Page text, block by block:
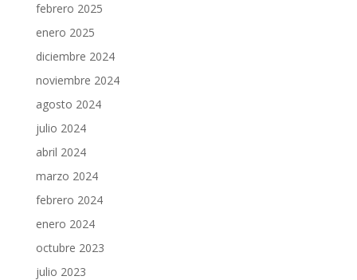
febrero 2025
enero 2025
diciembre 2024
noviembre 2024
agosto 2024
julio 2024
abril 2024
marzo 2024
febrero 2024
enero 2024
octubre 2023
julio 2023